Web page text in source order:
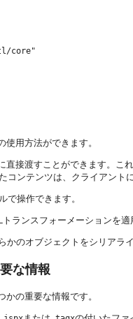
core"
用方法ができます。
接渡すことができます。こ
コンテンツは、クライアン
で操作できます。
ランスフォーメーションを
かのオブジェクトをシリアラ
な情報
の重要な情報です。